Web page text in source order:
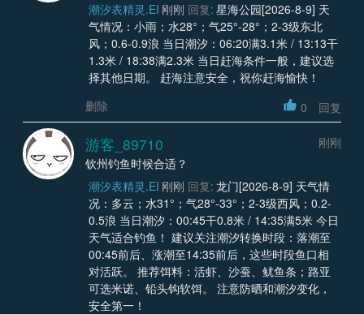
潮汐表精灵.EI 刚刚 回复: 星海公园[2026-8-9] 天
气情况：小雨；水28°；气25°-28°；2-3级东北
风；0.6-0.9浪 当日潮汐：06:20满3.1米 / 13:13干
1.3米 / 18:38满2.3米 当日赶海条件一般，建议选
择其他日期。 赶海注意安全，祝你赶海愉快！
删除
0 回复
游客_89710
刚刚
钦州钓鱼时候合适？
潮汐表精灵.EI 刚刚 回复: 龙门[2026-8-9] 天气情
况：多云；水31°；气28°-33°；2-3级西风；0.2-
0.5浪 当日潮汐：00:45干0.8米 / 14:35满5米 今日
天气适合钓鱼！ 建议关注潮汐转换时段：落潮至
00:45前后、涨潮至14:35前后，这些时段鱼口相
对活跃。 推荐饵料：活虾、沙蚕、鱿鱼条；路亚
可选米诺、铅头钩软饵。 注意防晒和潮汐变化，
安全第一！